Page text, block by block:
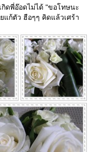
กิดพี่อ๊อดไม่ได้ "ขอโทษนะ
แก้ตัว ฮือๆๆ คิดแล้วเศร้า